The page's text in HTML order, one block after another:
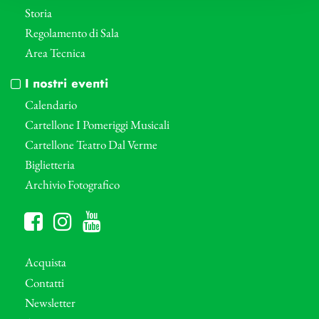
Storia
Regolamento di Sala
Area Tecnica
I nostri eventi
Calendario
Cartellone I Pomeriggi Musicali
Cartellone Teatro Dal Verme
Biglietteria
Archivio Fotografico
Acquista
Contatti
Newsletter